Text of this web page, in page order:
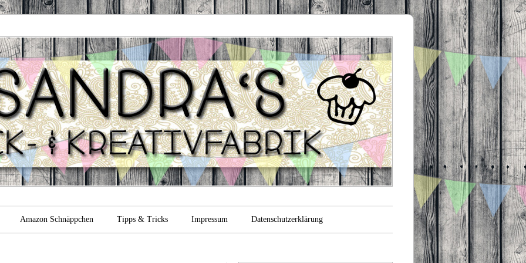
Backfabrik
Amazon Schnäppchen Tipps & Tricks Impressum Datenschutzerklärung